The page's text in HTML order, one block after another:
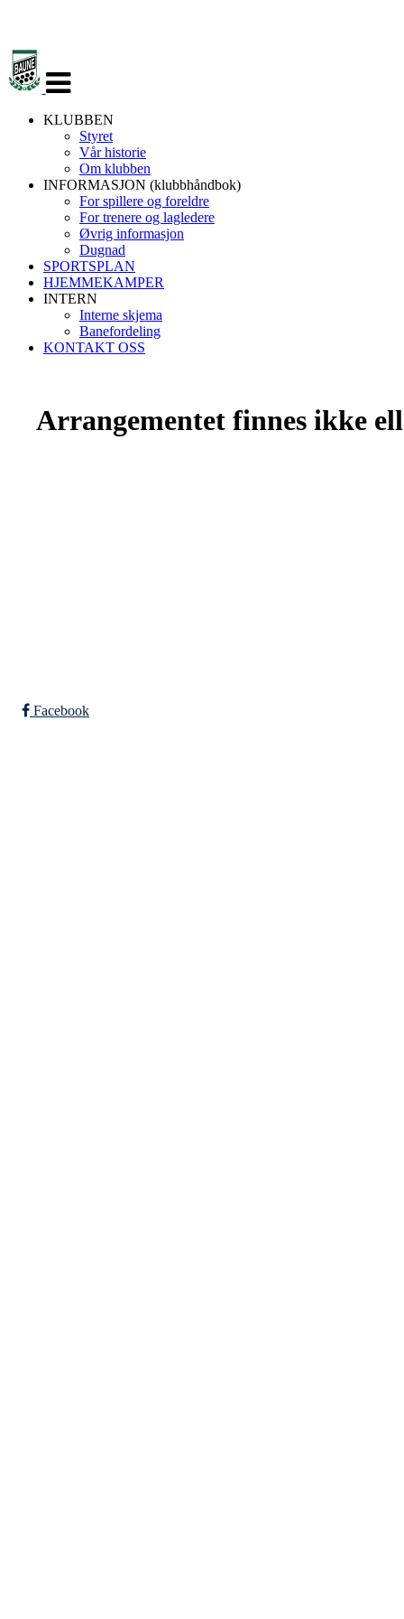
navigasjon
KLUBBEN
Styret
Vår historie
Om klubben
INFORMASJON (klubbhåndbok)
For spillere og foreldre
For trenere og lagledere
Øvrig informasjon
Dugnad
SPORTSPLAN
HJEMMEKAMPER
INTERN
Interne skjema
Banefordeling
KONTAKT OSS
Arrangementet finnes ikke
Facebook